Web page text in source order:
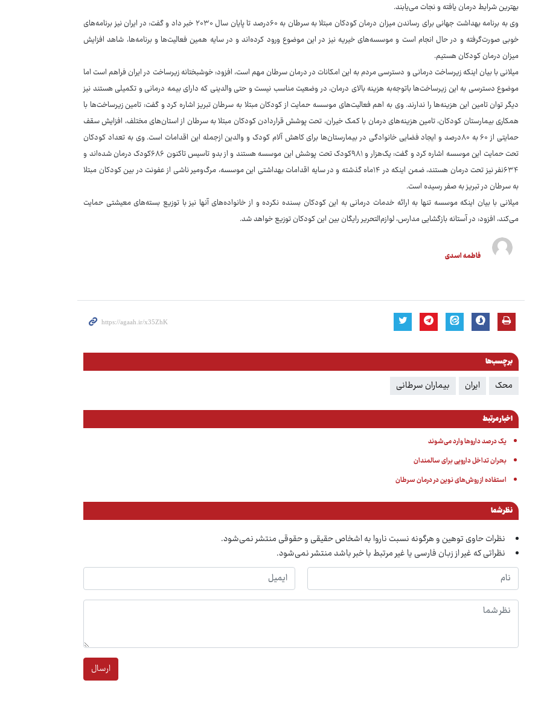
بهترین شرایط درمان یافته و نجات می‌یابند.
وی به برنامه بهداشت جهانی برای رساندن میزان درمان کودکان مبتلا به سرطان به ۶۰درصد تا پایان سال ۲۰۳۰ خبر داد و گفت: در ایران نیز برنامه‌های
خوبی صورت‌گرفته و در حال انجام است و موسسه‌های خیریه نیز در این موضوع ورود کرده‌اند و در سایه همین فعالیت‌ها و برنامه‌ها، شاهد افزایش
میزان درمان کودکان هستیم.
میلانی با بیان اینکه زیرساخت درمانی و دسترسی مردم به این امکانات در درمان سرطان مهم است، افزود: خوشبختانه زیرساخت در ایران فراهم است اما
موضوع دسترسی به این زیرساخت‌ها باتوجه‌به هزینه بالای درمان، در وضعیت مناسب نیست و حتی والدینی که دارای بیمه درمانی و تکمیلی هستند نیز
دیگر توان تامین این هزینه‌ها را ندارند. وی به اهم فعالیت‌های موسسه حمایت از کودکان مبتلا به سرطان تبریز اشاره کرد و گفت: تامین زیرساخت‌ها با
همکاری بیمارستان کودکان، تامین هزینه‌های درمان با کمک خیران، تحت پوشش قراردادن کودکان مبتلا به سرطان از استان‌های مختلف، افزایش سقف
حمایتی از ۶۰ به ۸۰درصد و ایجاد فضایی خانوادگی در بیمارستان‌ها برای کاهش آلام کودک و والدین ازجمله این اقدامات است. وی به تعداد کودکان
تحت حمایت این موسسه اشاره کرد و گفت: یک‌هزار و ۹۸۱کودک تحت پوشش این موسسه هستند و از بدو تاسیس تاکنون ۶۸۶کودک درمان شده‌اند و
۶۳۴نفر نیز تحت درمان هستند، ضمن اینکه در ۱۴ماه گذشته و در سایه اقدامات بهداشتی این موسسه، مرگ‌ومیر ناشی از عفونت در بین کودکان مبتلا
به سرطان در تبریز به صفر رسیده است.
میلانی با بیان اینکه موسسه تنها به ارائه خدمات درمانی به این کودکان بسنده نکرده و از خانواده‌های آنها نیز با توزیع بسته‌های معیشتی حمایت
می‌کند، افزود: در آستانه بازگشایی مدارس، لوازم‌التحریر رایگان بین این کودکان توزیع خواهد شد.
فاطمه اسدی
برچسب‌ها
محک ایران بیماران سرطانی
اخبار مرتبط
یک درصد داروها وارد می‌شوند
بحران تداخل دارویی برای سالمندان
استفاده از روش‌های نوین در درمان سرطان
نظر شما
نظرات حاوی توهین و هرگونه نسبت ناروا به اشخاص حقیقی و حقوقی منتشر نمی‌شود.
نظراتی که غیر از زبان فارسی یا غیر مرتبط با خبر باشد منتشر نمی‌شود.
ارسال